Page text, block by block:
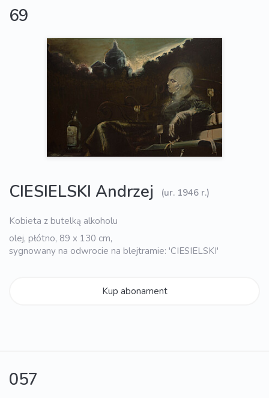
69
CIESIELSKI Andrzej (ur. 1946 r.)
Kobieta z butelką alkoholu
olej, płótno, 89 x 130 cm,
sygnowany na odwrocie na blejtramie: 'CIESIELSKI'
Kup abonament
057